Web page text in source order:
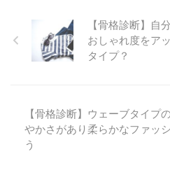
【骨格診断】自
おしゃれ度をア
タイプ？
【骨格診断】ウェーブタイプ
やかさがあり柔らかなファッ
う